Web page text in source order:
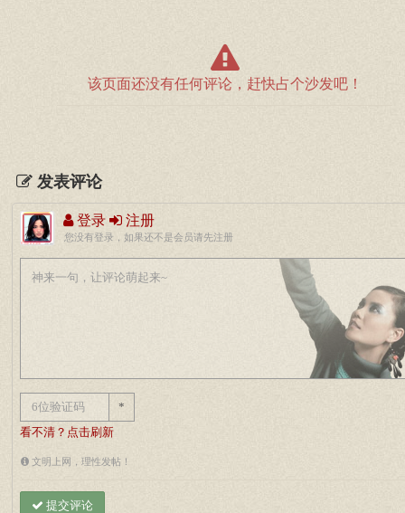
该页面还没有任何评论，赶快占个沙发吧！
发表评论
登录 注册
您没有登录，如果还不是会员请先注册
*
看不清？点击刷新
文明上网，理性发帖！
提交评论